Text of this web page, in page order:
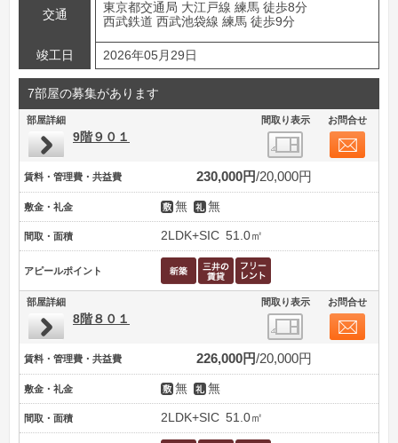
交通
東京都交通局 大江戸線 練馬 徒歩8分
西武鉄道 西武池袋線 練馬 徒歩9分
竣工日 2026年05月29日
7部屋の募集があります
部屋詳細 間取り表示 お問合せ
9階９０１
賃料・管理費・共益費 230,000円 20,000円
敷金・礼金 無 無
間取・面積 2LDK+SIC 51.0㎡
アピールポイント
部屋詳細 間取り表示 お問合せ
8階８０１
賃料・管理費・共益費 226,000円 20,000円
敷金・礼金 無 無
間取・面積 2LDK+SIC 51.0㎡